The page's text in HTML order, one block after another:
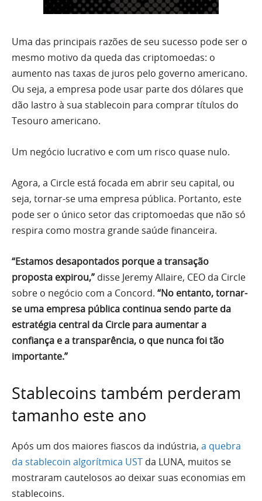
Uma das principais razões de seu sucesso pode ser o
mesmo motivo da queda das criptomoedas: o
aumento nas taxas de juros pelo governo americano.
Ou seja, a empresa pode usar parte dos dólares que
dão lastro à sua stablecoin para comprar títulos do
Tesouro americano.
Um negócio lucrativo e com um risco quase nulo.
Agora, a Circle está focada em abrir seu capital, ou
seja, tornar-se uma empresa pública. Portanto, este
pode ser o único setor das criptomoedas que não só
respira como mostra grande saúde financeira.
“Estamos desapontados porque a transação
proposta expirou,” disse Jeremy Allaire, CEO da Circle
sobre o negócio com a Concord. “No entanto, tornar-
se uma empresa pública continua sendo parte da
estratégia central da Circle para aumentar a
confiança e a transparência, o que nunca foi tão
importante.”
Stablecoins também perderam
tamanho este ano
Após um dos maiores fiascos da indústria, a quebra
da stablecoin algorítmica UST da LUNA, muitos se
mostraram cautelosos ao deixar suas economias em
stablecoins.